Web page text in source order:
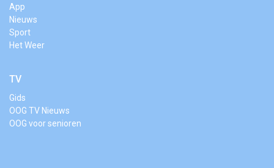
App
Nieuws
Sport
Het Weer
TV
Gids
OOG TV Nieuws
OOG voor senioren